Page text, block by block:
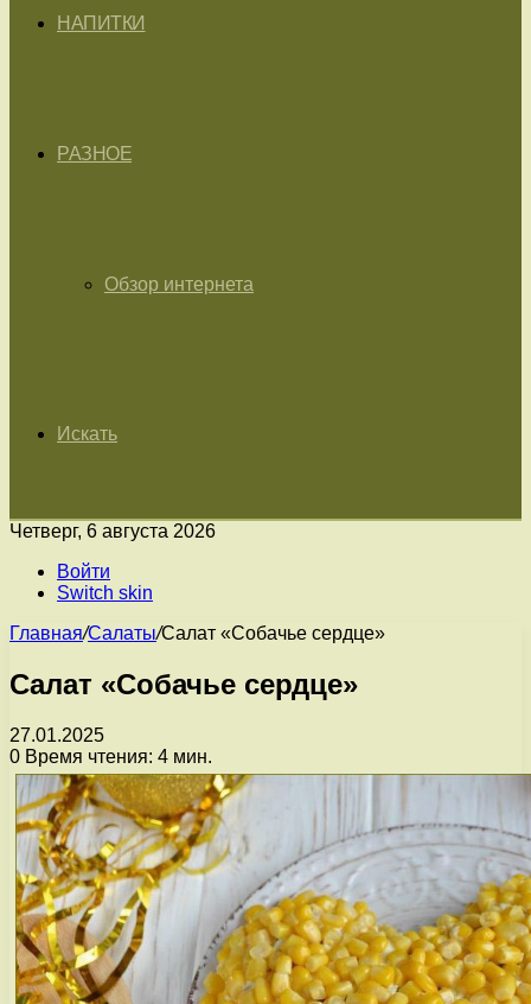
НАПИТКИ
РАЗНОЕ
Обзор интернета
Искать
Четверг, 6 августа 2026
Войти
Switch skin
Главная/Салаты/Салат «Собачье сердце»
Салат «Собачье сердце»
27.01.2025
0 Время чтения: 4 мин.